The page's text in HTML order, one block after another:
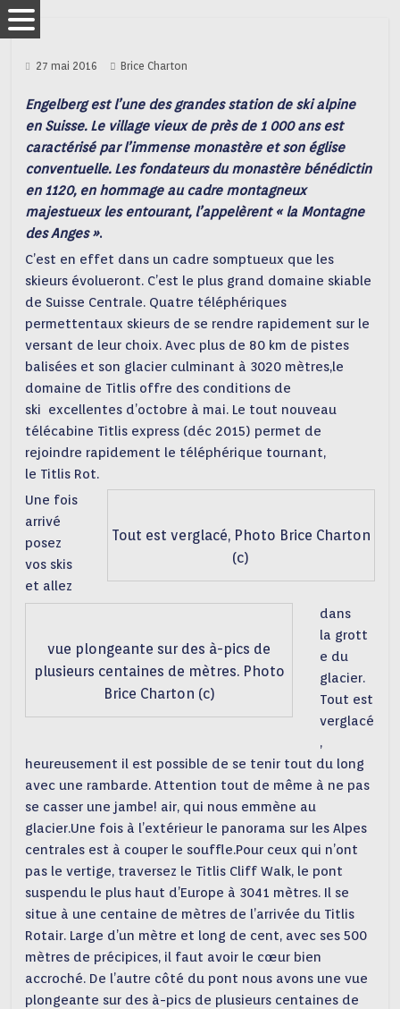
27 mai 2016 Brice Charton
Engelberg est l’une des grandes station de ski alpine
en Suisse. Le village vieux de près de 1 000 ans est
caractérisé par l’immense monastère et son église
conventuelle. Les fondateurs du monastère bénédictin
en 1120, en hommage au cadre montagneux
majestueux les entourant, l’appelèrent « la Montagne
des Anges ».
C’est en effet dans un cadre somptueux que les
skieurs évolueront. C’est le plus grand domaine skiable
de Suisse Centrale. Quatre téléphériques
permettentaux skieurs de se rendre rapidement sur le
versant de leur choix. Avec plus de 80 km de pistes
balisées et son glacier culminant à 3020 mètres,le
domaine de Titlis offre des conditions de
ski excellentes d’octobre à mai. Le tout nouveau
télécabine Titlis express (déc 2015) permet de
rejoindre rapidement le téléphérique tournant,
le Titlis Rot.
Tout est verglacé, Photo Brice Charton
(c)
vue plongeante sur des à-pics de
plusieurs centaines de mètres. Photo
Brice Charton (c)
Une fois
arrivé
posez
vos skis
et allez
dans
la grott
e du
glacier.
Tout est
verglacé
,
heureusement il est possible de se tenir tout du long
avec une rambarde. Attention tout de même à ne pas
se casser une jambe! air, qui nous emmène au
glacier.Une fois à l’extérieur le panorama sur les Alpes
centrales est à couper le souffle.Pour ceux qui n’ont
pas le vertige, traversez le Titlis Cliff Walk, le pont
suspendu le plus haut d’Europe à 3041 mètres. Il se
situe à une centaine de mètres de l’arrivée du Titlis
Rotair. Large d’un mètre et long de cent, avec ses 500
mètres de précipices, il faut avoir le cœur bien
accroché. De l’autre côté du pont nous avons une vue
plongeante sur des à-pics de plusieurs centaines de